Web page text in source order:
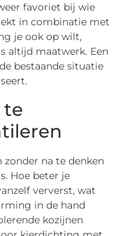
favoriet bij wie
in combinatie met
je ook op wilt,
altijd maatwerk. Een
bestaande situatie
te
na te denken
Hoe beter je
ververst, wat
in de hand
kozijnen